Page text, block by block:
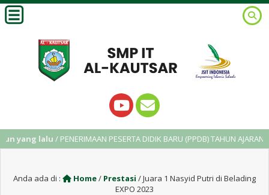
lalu/ PENERIMAAN PESERTA DIDIK BARU (PPDB) TAHUN AJARAN 2025/
Anda ada di : Home/ Prestasi /Juara 1 Nasyid Putri di Belading
EXPO 2023